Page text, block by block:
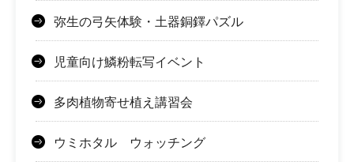
弥生の弓矢体験・土器銅鐸パズル
児童向け鱗粉転写イベント
多肉植物寄せ植え講習会
ウミホタル ウォッチング